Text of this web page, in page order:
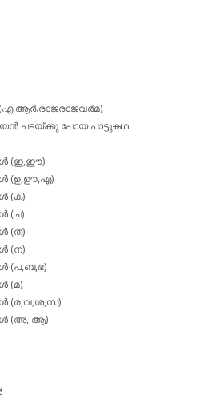
(എ.ആര്‍.രാജരാജവര്‍മ)
പടയ്‌ക്കു പോയ പാട്ടുകഥ
(ഇ,ഈ)
(ഉ,ഊ,എ)
(ക)
(ച)
(ത)
(ന)
(പ,ബ,ഭ)
(മ)
(ര,വ,ശ,സ)
(അ, ആ)